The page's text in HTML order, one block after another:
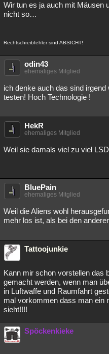
Wir tun es ja auch mit
nicht so…
Rechtschreibfehler sind ABSICHT!
odin43
ehemaliges Mitglied
ich denke auch das sind
testen! Hoch Technologie !
HekR
ehemaliges Mitglied
Weil sie damals viel zu viel
BluePain
ehemaliges Mitglied
Weil die Aliens wohl
mehr los ist, als bei den
Tattoojunkie
Kann mir schon vorstellen das
gemacht werden, wenn man
in Luftwaffe und Raumfahrt
mal vorkommen dass man ein
sieht!!!!
Spöckenkieke